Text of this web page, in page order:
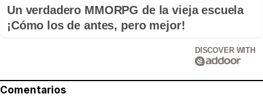
Un verdadero MMORPG de la vieja escuela
¡Cómo los de antes, pero mejor!
DISCOVER WITH
Comentarios